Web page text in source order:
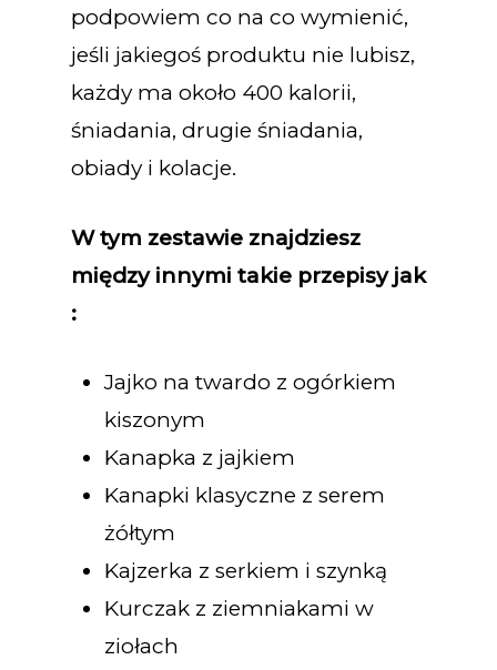
podpowiem co na co wymienić,
jeśli jakiegoś produktu nie lubisz,
każdy ma około 400 kalorii,
śniadania, drugie śniadania,
obiady i kolacje.
W tym zestawie znajdziesz
między innymi takie przepisy jak
:
Jajko na twardo z ogórkiem
kiszonym
Kanapka z jajkiem
Kanapki klasyczne z serem
żółtym
Kajzerka z serkiem i szynką
Kurczak z ziemniakami w
ziołach